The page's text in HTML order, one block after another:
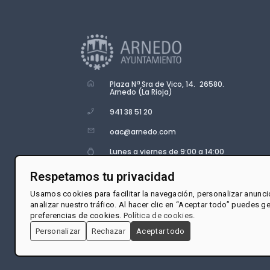
Plaza Nª Sra de Vico, 14. 26580.
Arnedo (La Rioja)
941 38 51 20
oac@arnedo.com
Lunes a viernes de 9:00 a 14:00
Respetamos tu privacidad
Usamos cookies para facilitar la navegación, personalizar
analizar nuestro tráfico. Al hacer clic en “Aceptar todo” puedes
preferencias de cookies. Política de cookies.
Personalizar
Rechazar Aceptar todo